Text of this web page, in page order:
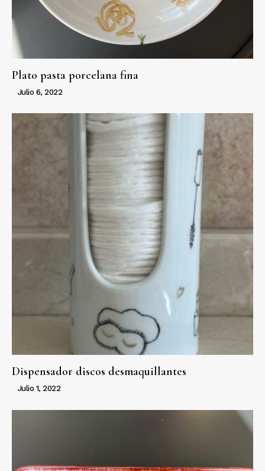
Plato pasta porcelana fina
Julio 6, 2022
Dispensador discos desmaquillantes
Julio 1, 2022